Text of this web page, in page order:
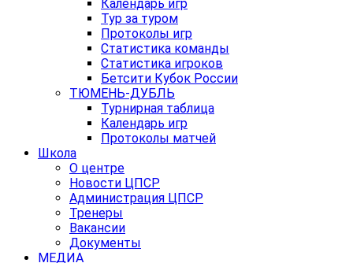
Календарь игр
Тур за туром
Протоколы игр
Статистика команды
Статистика игроков
Бетсити Кубок России
ТЮМЕНЬ-ДУБЛЬ
Турнирная таблица
Календарь игр
Протоколы матчей
Школа
О центре
Новости ЦПСР
Администрация ЦПСР
Тренеры
Вакансии
Документы
МЕДИА